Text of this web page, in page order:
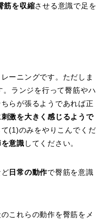
筋を収縮させる意識で足を
ーニングです。ただしま
ランジを行って臀筋やハ
らが張るようであれば正
激を大きく感じるようで
(1)のみをやりこんでくだ
意識 してください。
日常の動作で臀筋を意識
これらの動作を臀筋をメ